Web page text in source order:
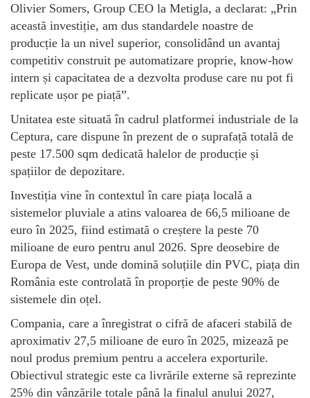
Olivier Somers, Group CEO la Metigla, a declarat: „Prin
această investiție, am dus standardele noastre de
producție la un nivel superior, consolidând un avantaj
competitiv construit pe automatizare proprie, know-how
intern și capacitatea de a dezvolta produse care nu pot fi
replicate ușor pe piață”.
Unitatea este situată în cadrul platformei industriale de la
Ceptura, care dispune în prezent de o suprafață totală de
peste 17.500 sqm dedicată halelor de producție și
spațiilor de depozitare.
Investiția vine în contextul în care piața locală a
sistemelor pluviale a atins valoarea de 66,5 milioane de
euro în 2025, fiind estimată o creștere la peste 70
milioane de euro pentru anul 2026. Spre deosebire de
Europa de Vest, unde domină soluțiile din PVC, piața din
România este controlată în proporție de peste 90% de
sistemele din oțel.
Compania, care a înregistrat o cifră de afaceri stabilă de
aproximativ 27,5 milioane de euro în 2025, mizează pe
noul produs premium pentru a accelera exporturile.
Obiectivul strategic este ca livrările externe să reprezinte
25% din vânzările totale până la finalul anului 2027,